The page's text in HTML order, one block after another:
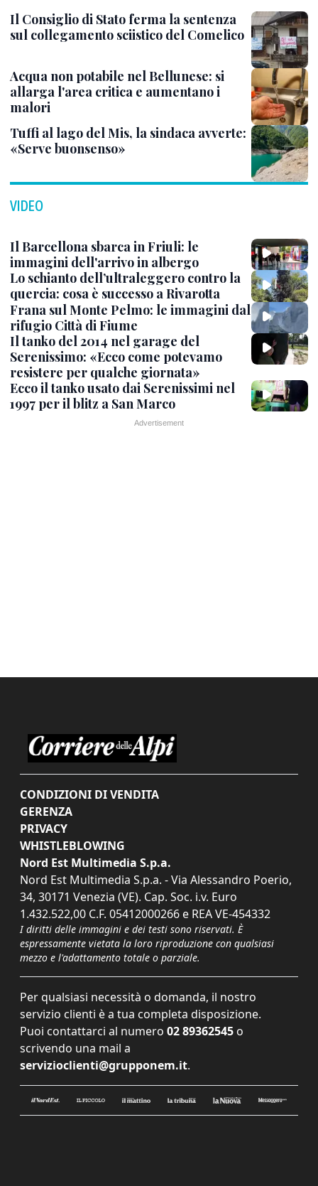
Il Consiglio di Stato ferma la sentenza
sul collegamento sciistico del Comelico
Acqua non potabile nel Bellunese: si
allarga l'area critica e aumentano i
malori
Tuffi al lago del Mis, la sindaca avverte:
«Serve buonsenso»
VIDEO
Il Barcellona sbarca in Friuli: le
immagini dell'arrivo in albergo
Lo schianto dell’ultraleggero contro la
quercia: cosa è successo a Rivarotta
Frana sul Monte Pelmo: le immagini dal
rifugio Città di Fiume
Il tanko del 2014 nel garage del
Serenissimo: «Ecco come potevamo
resistere per qualche giornata»
Ecco il tanko usato dai Serenissimi nel
1997 per il blitz a San Marco
CONDIZIONI DI VENDITA
GERENZA
PRIVACY
WHISTLEBLOWING
Nord Est Multimedia S.p.a.
Nord Est Multimedia S.p.a. - Via Alessandro Poerio,
34, 30171 Venezia (VE). Cap. Soc. i.v. Euro
1.432.522,00 C.F. 05412000266 e REA VE-454332
I diritti delle immagini e dei testi sono riservati. È
espressamente vietata la loro riproduzione con qualsiasi
mezzo e l'adattamento totale o parziale.
Per qualsiasi necessità o domanda, il nostro
servizio clienti è a tua completa disposizione.
Puoi contattarci al numero 02 89362545 o
scrivendo una mail a
servizioclienti@grupponem.it.